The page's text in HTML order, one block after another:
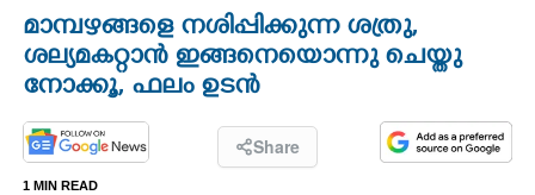
OPINION
PHOTOS
മാമ്പഴങ്ങളെ നശിപ്പിക്കുന്ന ശത്രു,​
ശല്യമകറ്റാൻ ഇങ്ങനെയൊന്നു ചെയ്തു
നോക്കൂ,​ ഫലം ഉടൻ
Share
1 MIN READ